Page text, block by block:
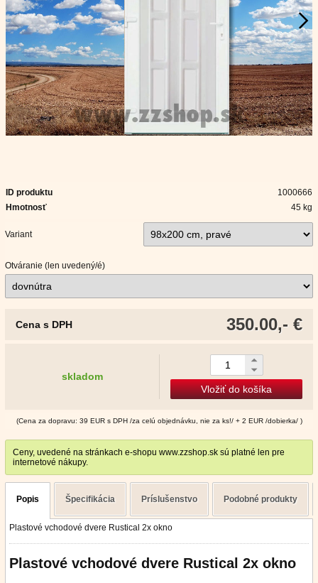
ID produktu
1000666
Hmotnosť
45 kg
Variant
Otváranie (len uvedený/é)
350.00,- €
Cena s DPH
skladom
Vložiť do košíka
(Cena za dopravu: 39 EUR s DPH /za celú objednávku, nie za ks!/ + 2 EUR /dobierka/ )
Ceny, uvedené na stránkach e-shopu www.zzshop.sk sú platné len pre
internetové nákupy.
Popis Špecifikácia Príslušenstvo Podobné produkty
Plastové vchodové dvere Rustical 2x okno
Plastové vchodové dvere Rustical 2x okno